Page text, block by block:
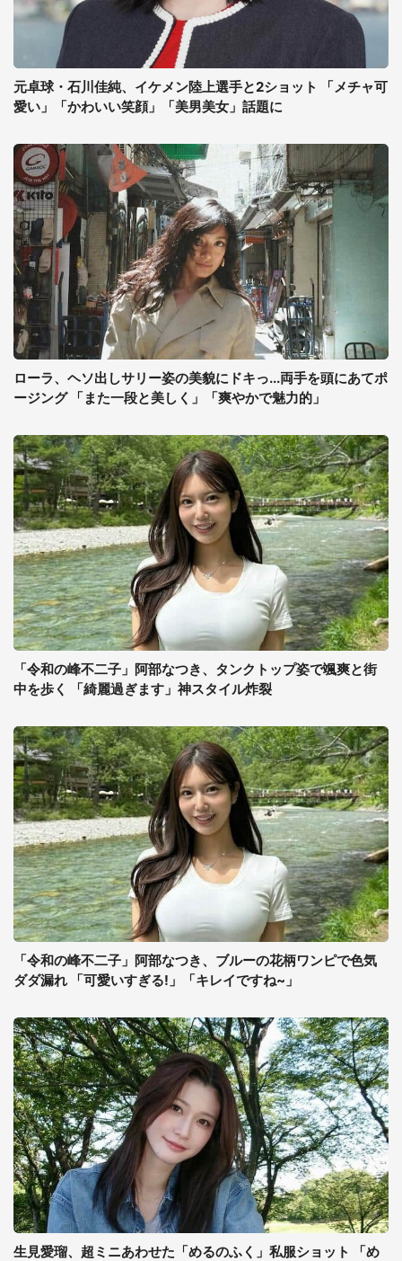
元卓球・石川佳純、イケメン陸上選手と2ショット 「メチャ可
愛い」「かわいい笑顔」「美男美女」話題に
ローラ、ヘソ出しサリー姿の美貌にドキっ...両手を頭にあてポ
ージング 「また一段と美しく」「爽やかで魅力的」
「令和の峰不二子」阿部なつき、タンクトップ姿で颯爽と街
中を歩く 「綺麗過ぎます」神スタイル炸裂
「令和の峰不二子」阿部なつき、ブルーの花柄ワンピで色気
ダダ漏れ 「可愛いすぎる!」「キレイですね~」
生見愛瑠、超ミニあわせた「めるのふく」私服ショット 「め